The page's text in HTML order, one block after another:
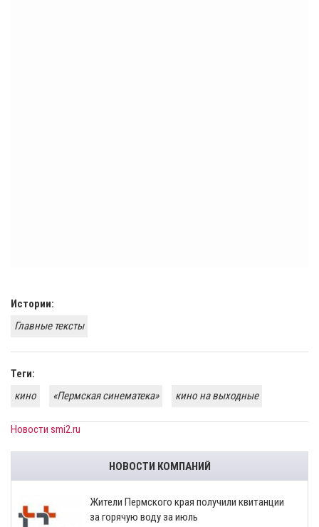
Истории:
Главные тексты
Теги:
кино
«Пермская синематека» кино на выходные
Новости smi2.ru
НОВОСТИ КОМПАНИЙ
​Жители Пермского края получили квитанции
за горячую воду за июль